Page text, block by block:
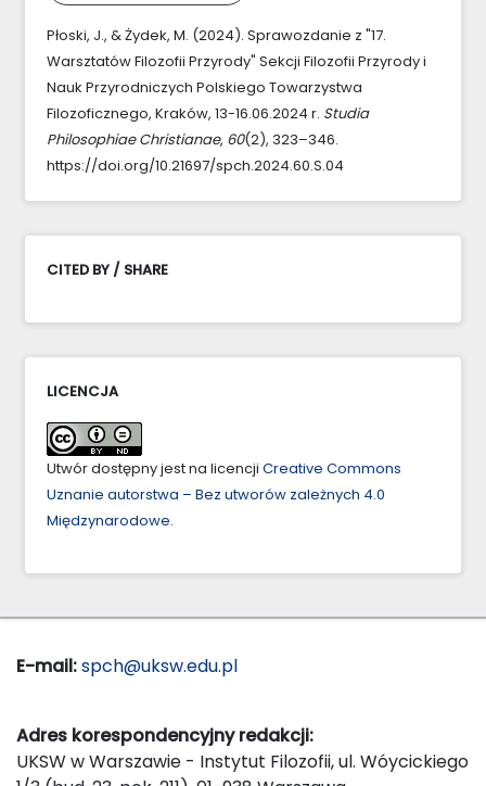
Płoski, J., & Żydek, M. (2024). Sprawozdanie z "17.
Warsztatów Filozofii Przyrody" Sekcji Filozofii Przyrody i
Nauk Przyrodniczych Polskiego Towarzystwa
Filozoficznego, Kraków, 13-16.06.2024 r. Studia
Philosophiae Christianae, 60(2), 323–346.
https://doi.org/10.21697/spch.2024.60.S.04
CITED BY / SHARE
LICENCJA
Utwór dostępny jest na licencji Creative Commons
Uznanie autorstwa – Bez utworów zależnych 4.0
Międzynarodowe.
E-mail:spch@uksw.edu.pl
Adres korespondencyjny redakcji:
UKSW w Warszawie - Instytut Filozofii, ul. Wóycickiego